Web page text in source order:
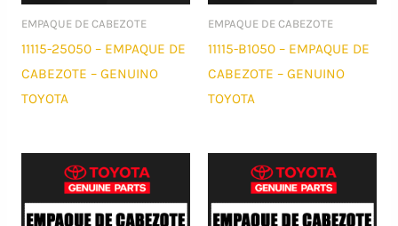
EMPAQUE DE CABEZOTE
11115-25050 – EMPAQUE DE
CABEZOTE – GENUINO
TOYOTA
EMPAQUE DE CABEZOTE
11115-B1050 – EMPAQUE DE
CABEZOTE – GENUINO
TOYOTA